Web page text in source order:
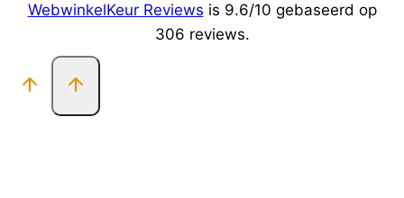
WebwinkelKeur Reviews is 9.6/10 gebaseerd op
306 reviews.